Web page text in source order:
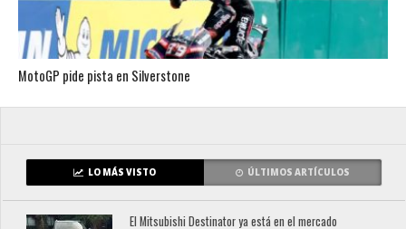
MotoGP pide pista en Silverstone
LO MÁS VISTO ÚLTIMOS ARTÍCULOS
El Mitsubishi Destinator ya está en el mercado